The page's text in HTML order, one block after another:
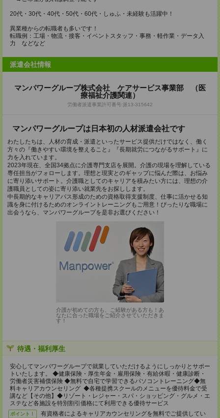
20代・30代・40代・50代・60代・しゅふ・未経験も活躍中！
異業種からの転職者も多いです！
転職例：工場・物流・接客・イベントスタッフ・事務・軽作業・データ入
力 などなど
派遣会社情報
マンパワーグループ株式会社 ケアサービス事業部 （医
療福祉介護関連）
労働者派遣事業許可番号:派13-315642
マンパワーグループは日本初の人材派遣会社です
わたしたちは、人材の育成・派遣といったサービス提供だけではなく、働く
方々の『働きやすい環境を整えること』『長期就労につながるサポート』に
力を入れています。
2023年現在、全国34拠点に介護専門支店を展開。介護の現場を理解している
専任担当がフォローします。理想と現実とのギャップに悩んだ際は、お悩み
に寄り添いサポート。介護職としてのキャリアを積みたい方には、理想の介
護職員としての姿に寄り添い就業先をお探しします。
中長期的なキャリアパス形成のための資格取得支援制度、仕事に活かせる知
識を身に付けるためのオンライントレーニングもご用意！ぴったりな職場に
出会うなら、マンパワーグループを是非お選びください！
介護が初めての方も、ご経験がある方も！あ
なたに合った職場をご紹介させていただきま
す！
待遇・福利厚生
安心してマンパワーグループで就業していただけるようにしっかりとサポー
トいたします。 ◆健康保険・厚生年金・雇用保険・有給休暇・健康診断・
労働者災害補償保険 ◆無料で自宅で学習できるパソコントレーニング◆無
料キャリアカウンセリング ◆各種提携スクールのメニューを優待料金で受
講など【その他】◆リゾート・レジャー・スパ・ショッピング・グルメ・エ
ステなど各施設を特別割引価格にて利用できる優待サービス
ポイント！
有資格者によるキャリアカウンセリングを無料でご提供してい